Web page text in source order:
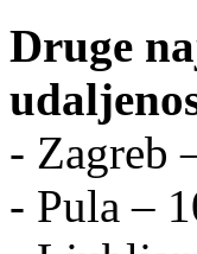
Druge
- Zagreb
- Pula –